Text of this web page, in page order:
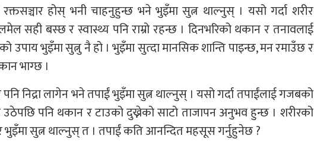
होस् भनी चाहनुहुन्छ भने भुइँमा सुत्न थाल्नुस् । यसो गर्दा शरीर
सही बस्छ र स्वास्थ्य पनि राम्रो रहन्छ । दिनभरिको थकान र तनावलाई
उपाय भुइँमा सुत्नु नै हो । भुइँमा सुत्दा मानसिक शान्ति पाइन्छ, मन रमाउँछ र
भाग्छ ।
निद्रा लागेन भने तपाईं भुइँमा सुत्न थाल्नुस् । यसो गर्दा तपाईंलाई गजबको
उठेपछि पनि थकान र टाउको दुख्नेको साटो ताजापन अनुभव हुन्छ । शरीरको
भुइँमा सुत्न थाल्नुस् त । तपाईं कति आनन्दित महसूस गर्नुहुनेछ ?